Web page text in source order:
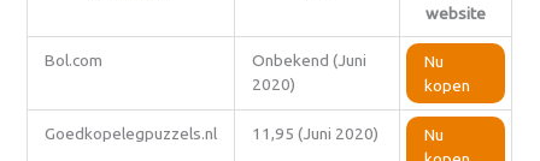
website
Bol.com
Onbekend (Juni
2020)
Nu
kopen
Goedkopelegpuzzels.nl 11,95 (Juni 2020)
Nu